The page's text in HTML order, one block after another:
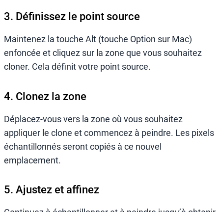
3. Définissez le point source
Maintenez la touche Alt (touche Option sur Mac)
enfoncée et cliquez sur la zone que vous souhaitez
cloner. Cela définit votre point source.
4. Clonez la zone
Déplacez-vous vers la zone où vous souhaitez
appliquer le clone et commencez à peindre. Les pixels
échantillonnés seront copiés à ce nouvel
emplacement.
5. Ajustez et affinez